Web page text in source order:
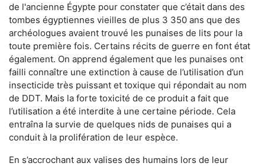
de l'ancienne Égypte pour constater que c’était dans des
tombes égyptiennes vieilles de plus 3 350 ans que des
archéologues avaient trouvé les punaises de lits pour la
toute première fois. Certains récits de guerre en font état
également. On apprend également que les punaises ont
failli connaître une extinction à cause de l’utilisation d’un
insecticide très puissant et toxique qui répondait au nom
de DDT. Mais la forte toxicité de ce produit a fait que
l’utilisation a été interdite à une certaine période. Cela
entraîna la survie de quelques nids de punaises qui a
conduit à la prolifération de leur espèce.
En s’accrochant aux valises des humains lors de leur